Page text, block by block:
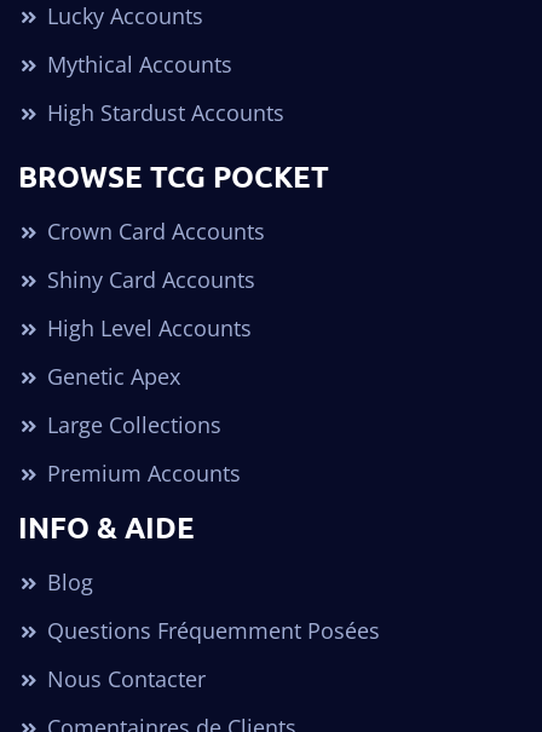
Lucky Accounts
Mythical Accounts
High Stardust Accounts
BROWSE TCG POCKET
Crown Card Accounts
Shiny Card Accounts
High Level Accounts
Genetic Apex
Large Collections
Premium Accounts
INFO & AIDE
Blog
Questions Fréquemment Posées
Nous Contacter